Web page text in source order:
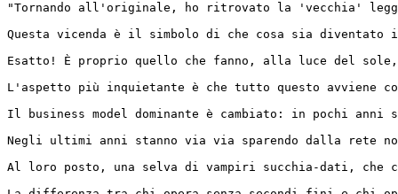
"Tornando all'originale, ho ritrovato la 'vecchia'
Questa vicenda è il simbolo di che cosa sia
Esatto! È proprio quello che fanno, alla luce del
L'aspetto più inquietante è che tutto questo
Il business model dominante è cambiato: in pochi
Negli ultimi anni stanno via via sparendo dalla rete
Al loro posto, una selva di vampiri succhia-dati,